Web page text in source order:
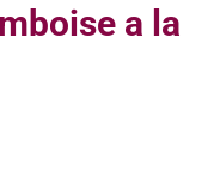
a la